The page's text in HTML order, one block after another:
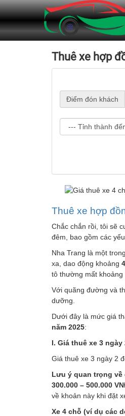
Thuê xe hợp
Điểm đón khách
Thuê xe hợp
Chắc chắn rồi, tôi sẽ
đêm, bao gồm các
Nha Trang là một
xa, dao động khoảng
tô thường mất khoảng
Với quãng đường và
dưỡng.
Dưới đây là mức giá
năm 2025:
I. Giá thuê xe 3 ngày
Giá thuê xe 3 ngày 2
Lưu ý quan trọng
300.000 – 500.000
về khoản này khi đặt
Xe 4 chỗ (ví dụ các